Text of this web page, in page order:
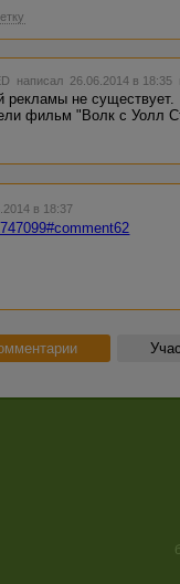
написал 26.06.2014 в 18:35
рекламы не существует.
фильм "Волк с Уолл
в 18:37